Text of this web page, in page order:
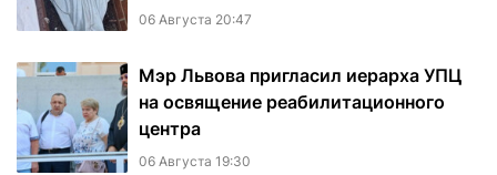
06 Августа 20:47
Мэр Львова пригласил иерарха УПЦ
на освящение реабилитационного
центра
06 Августа 19:30